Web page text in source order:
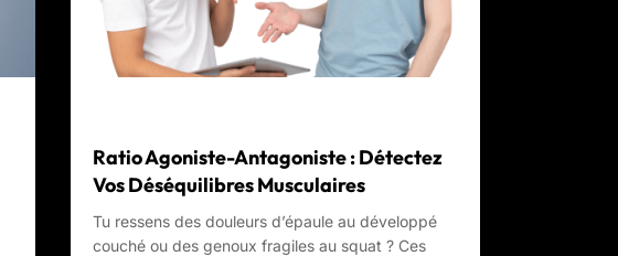
Ratio Agoniste-Antagoniste : Détectez
Vos Déséquilibres Musculaires
Tu ressens des douleurs d’épaule au développé
couché ou des genoux fragiles au squat ? Ces